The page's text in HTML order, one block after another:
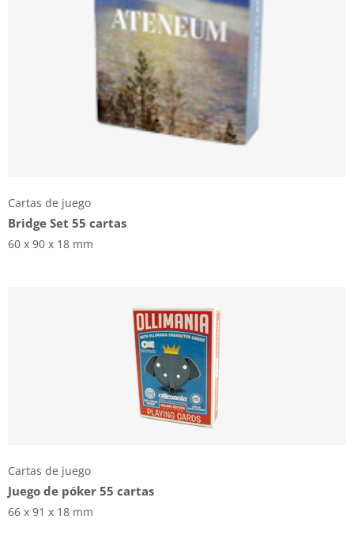
Cartas de juego
Bridge Set 55 cartas
60 x 90 x 18 mm
Cartas de juego
Juego de póker 55 cartas
66 x 91 x 18 mm